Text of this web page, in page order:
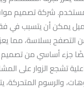
شركة تصميم
يمكن أن يتسبب في
التصفح بسلاسة، مما
جزء أساسي من تصميم
تشجع الزوار على
والرسوم المتحركة،